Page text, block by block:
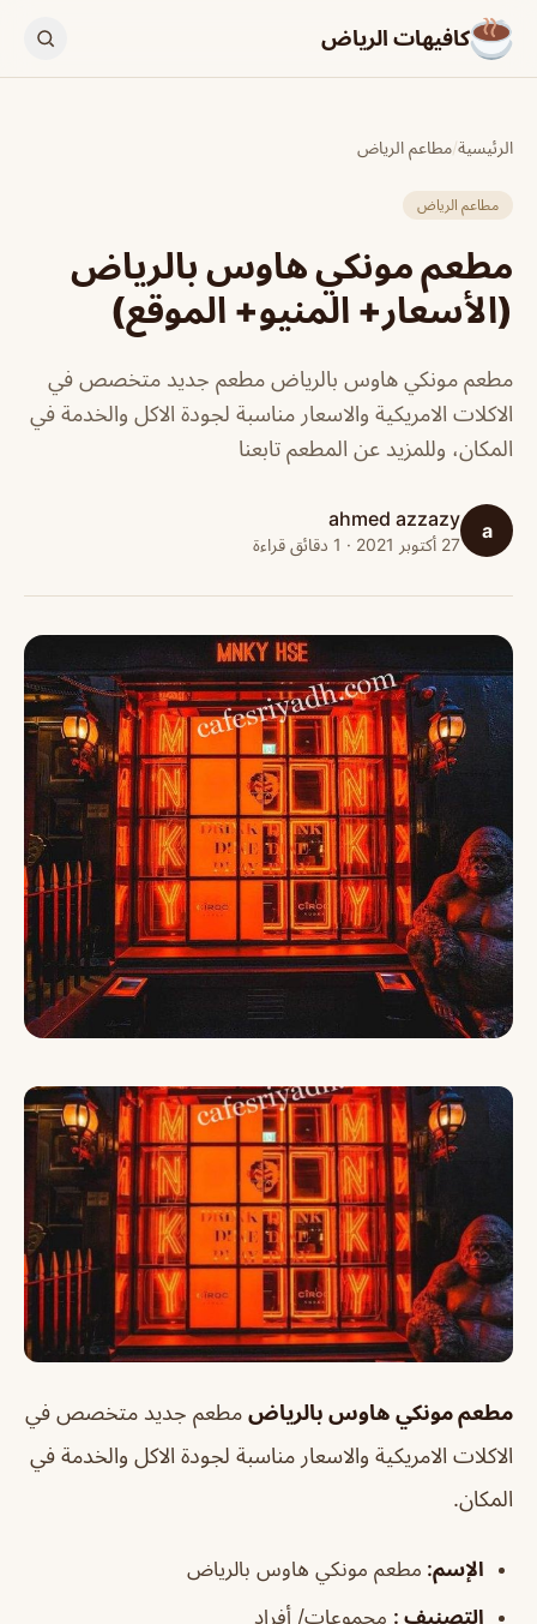
كافيهات الرياض
الرئيسية/مطاعم الرياض
مطاعم الرياض
مطعم مونكي هاوس بالرياض
(الأسعار+ المنيو+ الموقع)
مطعم مونكي هاوس بالرياض مطعم جديد متخصص في
الاكلات الامريكية والاسعار مناسبة لجودة الاكل والخدمة في
المكان، وللمزيد عن المطعم تابعنا
a
ahmed azzazy
27 أكتوبر 2021 · 1 دقائق قراءة
مطعم مونكي هاوس بالرياض مطعم جديد متخصص في
الاكلات الامريكية والاسعار مناسبة لجودة الاكل والخدمة في
المكان.
الإسم: مطعم مونكي هاوس بالرياض
التصنيف : مجموعات/ أفراد